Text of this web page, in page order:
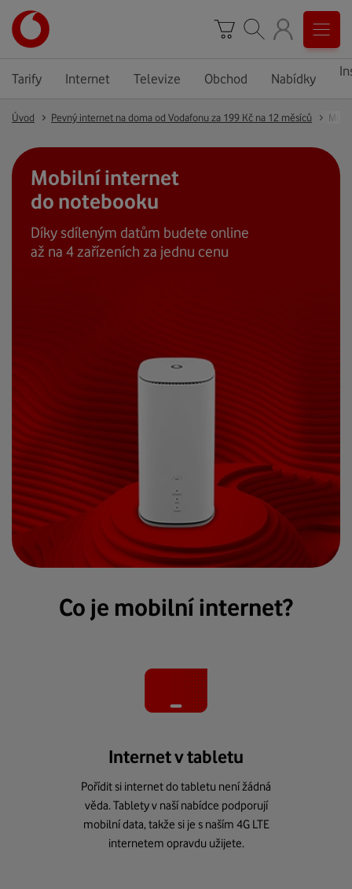
Tarify Internet Televize Obchod Nabídky
Úvod Pevný internet na doma od Vodafonu za 199 Kč na 12 měsíců
Mobilní internet
do notebooku
Díky sdíleným datům budete online
až na 4 zařízeních za jednu cenu
Co je mobilní internet?
Internet v tabletu
Pořídit si internet do tabletu není žádná
věda. Tablety v naší nabídce podporují
mobilní data, takže si je s naším 4G LTE
internetem opravdu užijete.